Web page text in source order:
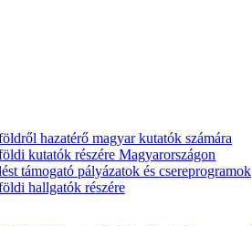
hazatérő magyar kutatók számára
kutatók részére Magyarországon
támogató pályázatok és csereprogramok
hallgatók részére